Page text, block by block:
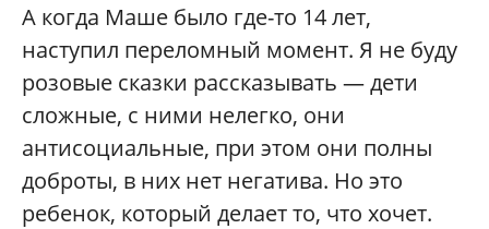
А когда Маше было где-то 14 лет,
наступил переломный момент. Я не буду
розовые сказки рассказывать — дети
сложные, с ними нелегко, они
антисоциальные, при этом они полны
доброты, в них нет негатива. Но это
ребенок, который делает то, что хочет.